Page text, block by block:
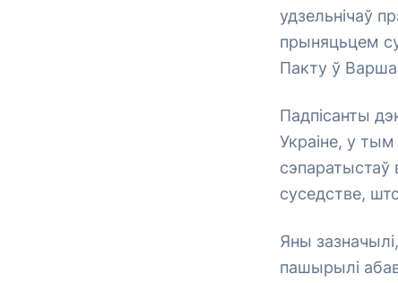
удзельнічаў
прыняцьцем
Пакту ў
Падпісанты
Украіне, у
сэпаратыстаў
суседстве,
Яны
пашырылі